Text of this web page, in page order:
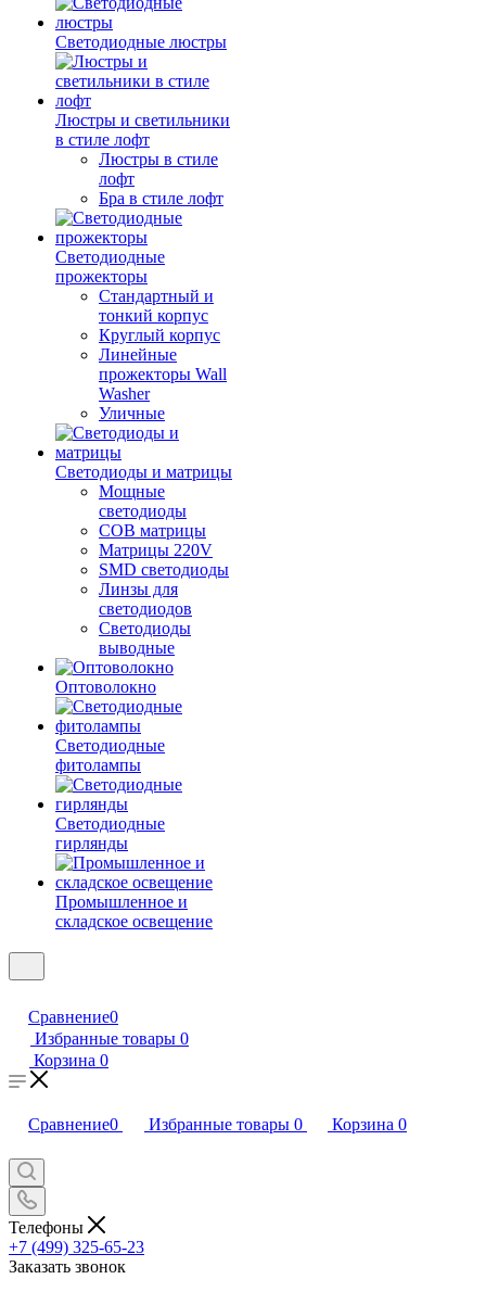
Светодиодные люстры
Люстры и светильники
в стиле лофт
Люстры в стиле
лофт
Бра в стиле лофт
Светодиодные
прожекторы
Стандартный и
тонкий корпус
Круглый корпус
Линейные
прожекторы Wall
Washer
Уличные
Светодиоды и матрицы
Мощные
светодиоды
COB матрицы
Матрицы 220V
SMD светодиоды
Линзы для
светодиодов
Светодиоды
выводные
Оптоволокно
Светодиодные
фитолампы
Светодиодные
гирлянды
Промышленное и
складское освещение
Сравнение0
Избранные товары 0
Корзина 0
Сравнение0 Избранные товары 0 Корзина 0
Телефоны
+7 (499) 325-65-23
Заказать звонок